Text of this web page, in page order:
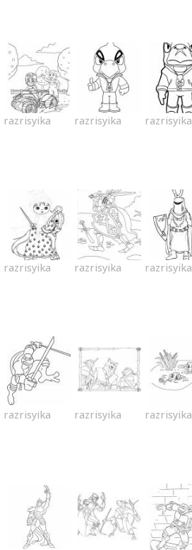
razrisyika razrisyika razrisyika
razrisyika razrisyika razrisyika
razrisyika razrisyika razrisyika